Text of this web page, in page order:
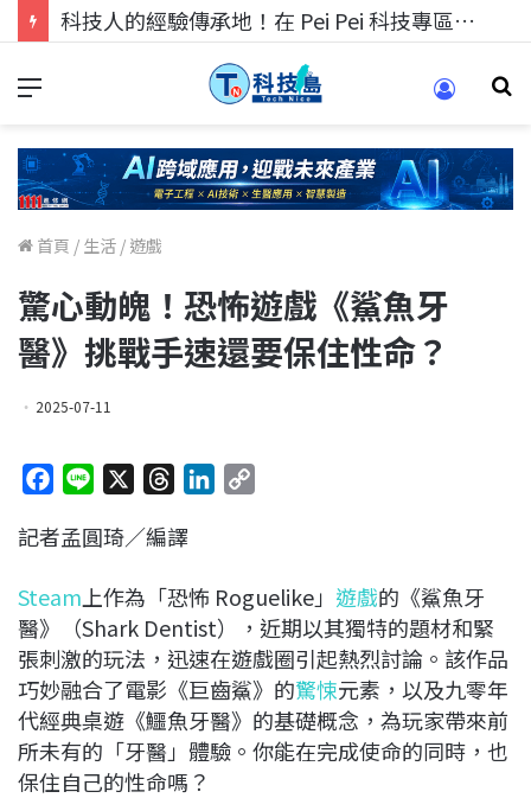
科技人的經驗傳承地！在 Pei Pei 科技專區，與學弟妹交流最硬核的技術
首頁 / 生活 / 遊戲
驚心動魄！恐怖遊戲《鯊魚牙
醫》挑戰手速還要保住性命？
2025-07-11
c
b
o
k
n
r
a
d
s
e
d
I
n
L
i
n
k
記者孟圓琦／編譯
Steam 上作為「恐怖 Roguelike」 遊戲的《鯊魚牙
醫》（Shark Dentist），近期以其獨特的題材和緊
張刺激的玩法，迅速在遊戲圈引起熱烈討論。該作品
巧妙融合了電影《巨齒鯊》的驚悚元素，以及九零年
代經典桌遊《鱷魚牙醫》的基礎概念，為玩家帶來前
所未有的「牙醫」體驗。你能在完成使命的同時，也
保住自己的性命嗎？